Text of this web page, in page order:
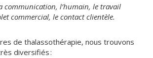
communication, l’humain, le travail
commercial, le contact clientèle.
de thalassothérapie, nous trouvons
diversifiés :